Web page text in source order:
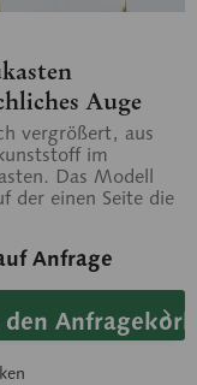
Auge
vergrößert, aus
im
Das Modell
der einen Seite die
Anfrage
Anfragekorb